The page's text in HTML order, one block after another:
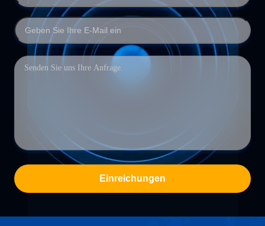
Einreichungen